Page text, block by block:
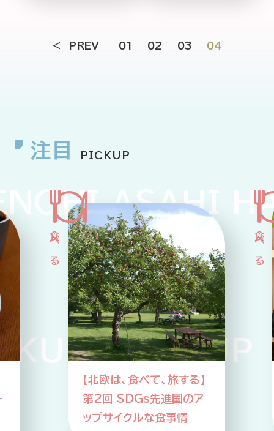
ASAHI
PREV 01 02 03 04
注目 PICKUP
PICKUP
【北欧は、食べて、旅する】
第2回 SDGs先進国のア
ップサイクルな食事情